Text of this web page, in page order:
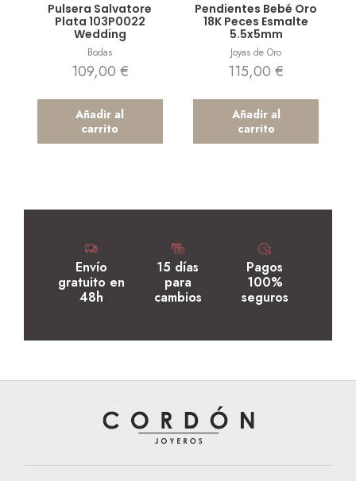
Pulsera Salvatore
Plata 103P0022
Wedding
Bodas
109,00 €
Añadir al
carrito
Pendientes Bebé Oro
18K Peces Esmalte
5.5x5mm
Joyas de Oro
115,00€
Añadir al
carrito
Envío
gratuito en
48h
15 días
para
cambios
Pagos
100%
seguros